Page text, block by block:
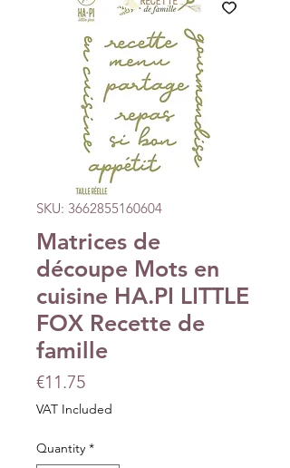
SKU: 3662855160604
Matrices de
découpe Mots en
cuisine HA.PI LITTLE
FOX Recette de
famille
€11.75Price
VAT Included
Quantity *